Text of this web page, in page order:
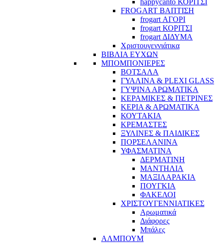
FROGART ΒΑΠΤΙΣΗ
frogart ΑΓΟΡΙ
frogart ΚΟΡΙΤΣΙ
frogart ΔΙΔΥΜΑ
Χριστουγεννιάτικα
ΒΙΒΛΙΑ ΕΥΧΩΝ
ΜΠΟΜΠΟΝΙΕΡΕΣ
ΒΟΤΣΑΛΑ
ΓΥΑΛΙΝΑ & PLEXI GLASS
ΓΥΨΙΝΑ ΑΡΩΜΑΤΙΚΑ
ΚΕΡΑΜΙΚΕΣ & ΠΕΤΡΙΝΕΣ
ΚΕΡΙΑ & ΑΡΩΜΑΤΙΚΑ
ΚΟΥΤΑΚΙΑ
ΚΡΕΜΑΣΤΕΣ
ΞΥΛΙΝΕΣ & ΠΑΙΔΙΚΕΣ
ΠΟΡΣΕΛΑΝΙΝΑ
ΥΦΑΣΜΑΤΙΝA
ΔΕΡΜΑΤΙΝΗ
ΜΑΝΤΗΛΙΑ
ΜΑΞΙΛΑΡΑΚΙΑ
ΠΟΥΓΚΙΑ
ΦΑΚΕΛΟΙ
ΧΡΙΣΤΟΥΓΕΝΝΙΑΤΙΚΕΣ
Αρωματικά
Διάφορες
Μπάλες
ΑΛΜΠΟΥΜ